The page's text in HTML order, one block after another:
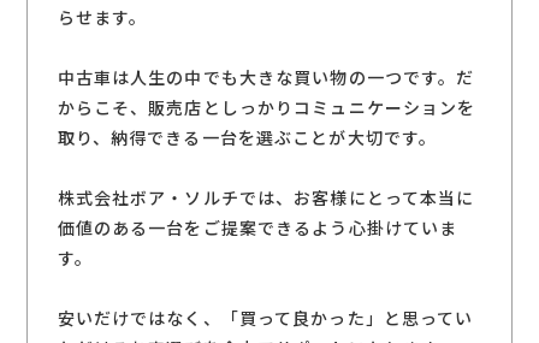
らせます。
中古車は人生の中でも大きな買い物の一つです。だ
からこそ、販売店としっかりコミュニケーションを
取り、納得できる一台を選ぶことが大切です。
株式会社ボア・ソルチでは、お客様にとって本当に
価値のある一台をご提案できるよう心掛けていま
す。
安いだけではなく、「買って良かった」と思ってい